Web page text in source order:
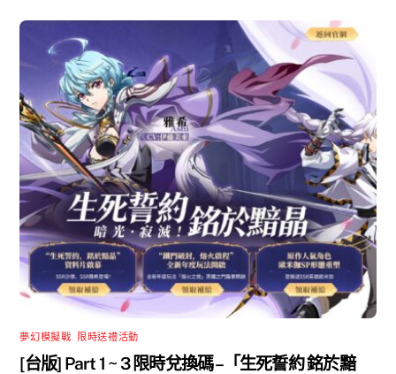
夢幻模擬戰 限時送禮活動
[台版] Part 1 ~ 3 限時兌換碼 –「生死誓約 銘於黯